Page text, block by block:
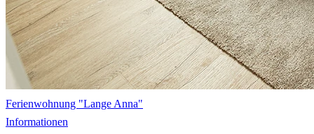
Ferienwohnung "Lange Anna"
Informationen